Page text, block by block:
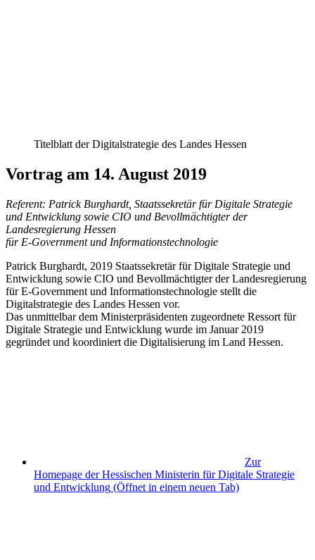
Titelblatt der Digitalstrategie des Landes Hessen
Vortrag am 14. August 2019
Referent: Patrick Burghardt, Staatssekretär für Digitale Strategie
und Entwicklung sowie CIO und Bevollmächtigter der
Landesregierung Hessen
für E-Government und Informationstechnologie
Patrick Burghardt, 2019 Staatssekretär für Digitale Strategie und
Entwicklung sowie CIO und Bevollmächtigter der Landesregierung
für E-Government und Informationstechnologie stellt die
Digitalstrategie des Landes Hessen vor.
Das unmittelbar dem Ministerpräsidenten zugeordnete Ressort für
Digitale Strategie und Entwicklung wurde im Januar 2019
gegründet und koordiniert die Digitalisierung im Land Hessen.
Zur
Homepage der Hessischen Ministerin für Digitale Strategie
und Entwicklung (Öffnet in einem neuen Tab)